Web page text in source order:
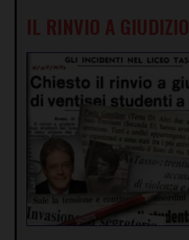
IL RINVIO A GIUDIZIO